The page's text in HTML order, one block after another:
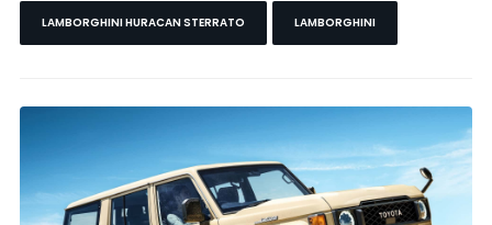
LAMBORGHINI HURACAN STERRATO LAMBORGHINI